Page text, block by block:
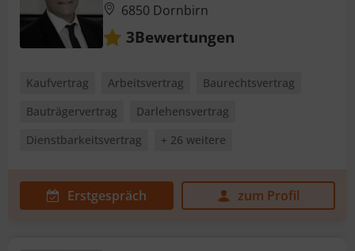
6850 Dornbirn
3Bewertungen
Kaufvertrag Arbeitsvertrag
Baurechtsvertrag
Bauträgervertrag
Darlehensvertrag
Dienstbarkeitsvertrag
+ 26 weitere
Erstgespräch zum Profil